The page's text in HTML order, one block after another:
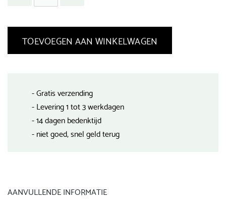
TOEVOEGEN AAN WINKELWAGEN
- Gratis verzending
- Levering 1 tot 3 werkdagen
- 14 dagen bedenktijd
- niet goed, snel geld terug
AANVULLENDE INFORMATIE